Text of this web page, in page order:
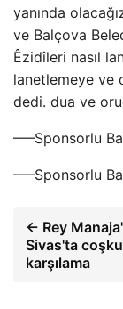
yanında
ve Balçova
Êzidîleri nasıl
lanetlemeye ve
dedi. dua ve
—–Sponsorlu
—–Sponsorlu
← Rey
Sivas'ta
karşılama